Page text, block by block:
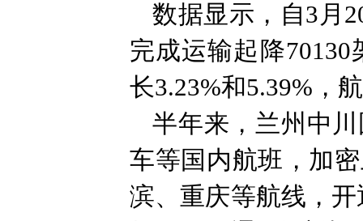
数据显示，自3月
完成运输起降
长3.23%和5.39%，
半年来，兰州中
车等国内航班，加
滨、重庆等航线，